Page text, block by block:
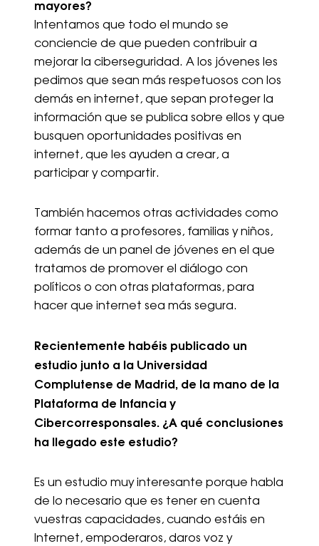
mayores?
Intentamos que todo el mundo se
conciencie de que pueden contribuir a
mejorar la ciberseguridad. A los jóvenes les
pedimos que sean más respetuosos con los
demás en internet, que sepan proteger la
información que se publica sobre ellos y que
busquen oportunidades positivas en
internet, que les ayuden a crear, a
participar y compartir.
También hacemos otras actividades como
formar tanto a profesores, familias y niños,
además de un panel de jóvenes en el que
tratamos de promover el diálogo con
políticos o con otras plataformas, para
hacer que internet sea más segura.
Recientemente habéis publicado un
estudio junto a la Universidad
Complutense de Madrid, de la mano de la
Plataforma de Infancia y
Cibercorresponsales. ¿A qué conclusiones
ha llegado este estudio?
Es un estudio muy interesante porque habla
de lo necesario que es tener en cuenta
vuestras capacidades, cuando estáis en
Internet, empoderaros, daros voz y